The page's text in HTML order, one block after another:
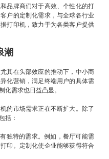
品牌商们对于高效、个性化的打
户的定制化需求，与全球各行业
打印机，致力于为各类客户提供
潮
其在头部效应的推动下，中小商
化营销，满足终端用户的具体需
化需求也日益凸显。
的市场需求正在不断扩大。除了
括：
独特的需求。例如，餐厅可能需
印。定制化使企业能够获得符合